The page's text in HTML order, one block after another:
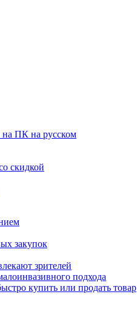
ПК на русском
скидкой
закупок
зрителей
подхода
купить или продать товар